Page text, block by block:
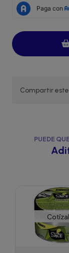
Compartir
PUEDE